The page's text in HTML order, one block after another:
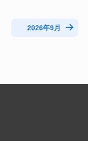
2026年9月